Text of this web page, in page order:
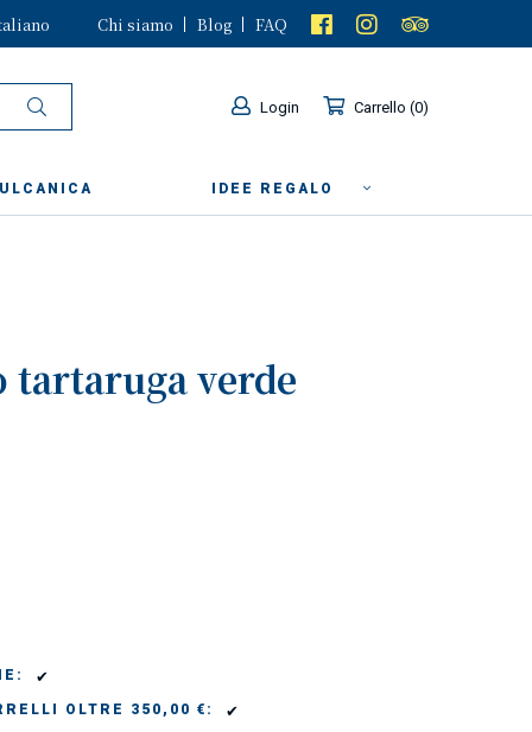
Chi siamo Blog FAQ
Login Carrello 0
IDEE REGALO
tartaruga verde
✔
OLTRE 350,00 €: ✔